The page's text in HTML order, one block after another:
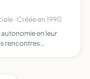
· Créée en 1990
en leur
rencontres